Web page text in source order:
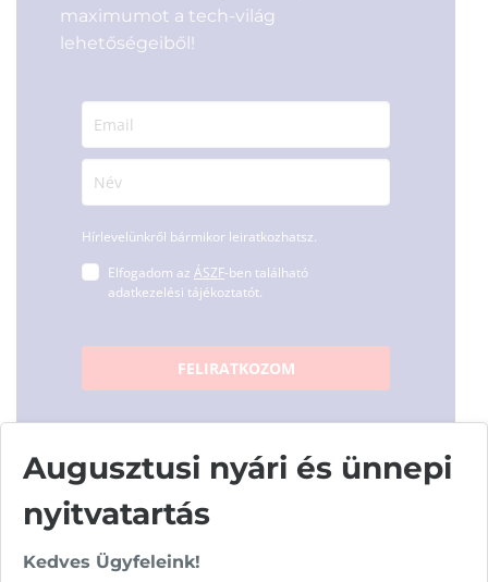
maximumot a tech-világ
lehetőségeiből!
Hírlevelünkről bármikor leiratkozhatsz.
Elfogadom az ÁSZF-ben található
adatkezelési tájékoztatót.
FELIRATKOZOM
Augusztusi nyári és ünnepi
nyitvatartás
Kedves Ügyfeleink!